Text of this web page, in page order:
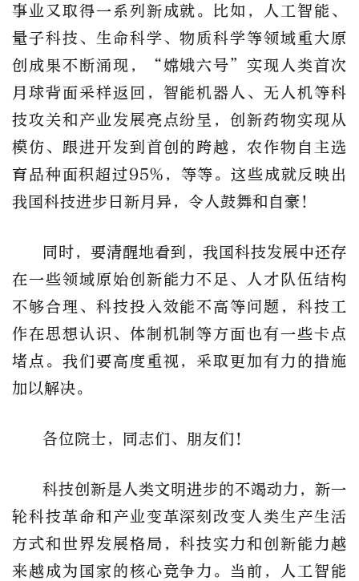
事业又取得一系列新成就。比如，人工智能、
量子科技、生命科学、物质科学等领域重大原
创成果不断涌现，“嫦娥六号”实现人类首次
月球背面采样返回，智能机器人、无人机等科
技攻关和产业发展亮点纷呈，创新药物实现从
模仿、跟进开发到首创的跨越，农作物自主选
育品种面积超过95%，等等。这些成就反映出
我国科技进步日新月异，令人鼓舞和自豪！
同时，要清醒地看到，我国科技发展中还存
在一些领域原始创新能力不足、人才队伍结构
不够合理、科技投入效能不高等问题，科技工
作在思想认识、体制机制等方面也有一些卡点
堵点。我们要高度重视，采取更加有力的措施
加以解决。
各位院士，同志们、朋友们！
科技创新是人类文明进步的不竭动力，新一
轮科技革命和产业变革深刻改变人类生产生活
方式和世界发展格局，科技实力和创新能力越
来越成为国家的核心竞争力。当前，人工智能